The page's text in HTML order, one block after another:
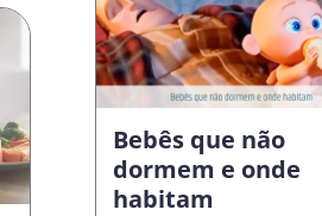
Bebês que não
dormem e onde
habitam